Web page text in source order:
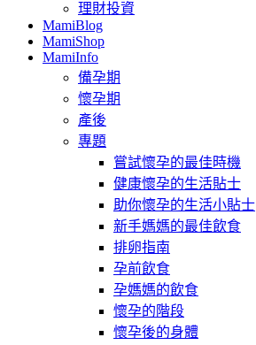
理財投資
MamiBlog
MamiShop
MamiInfo
備孕期
懷孕期
產後
專題
嘗試懷孕的最佳時機
健康懷孕的生活貼士
助你懷孕的生活小貼士
新手媽媽的最佳飲食
排卵指南
孕前飲食
孕媽媽的飲食
懷孕的階段
懷孕後的身體